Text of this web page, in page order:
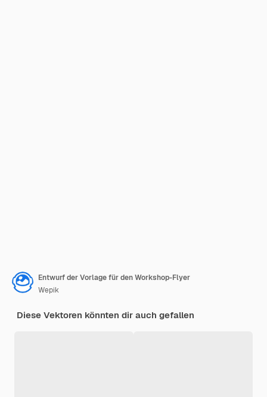
Entwurf der Vorlage für den Workshop-Flyer
Wepik
Diese Vektoren könnten dir auch gefallen